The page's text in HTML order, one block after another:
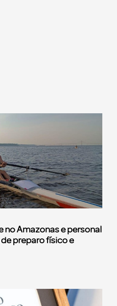
no Amazonas e personal
preparo físico e